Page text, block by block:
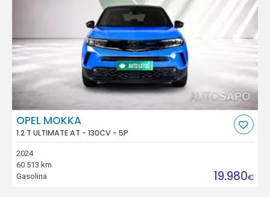
OPEL MOKKA
1.2 T ULTIMATE AT - 130CV - 5P
2024
60.513 km
Gasolina
19.980€